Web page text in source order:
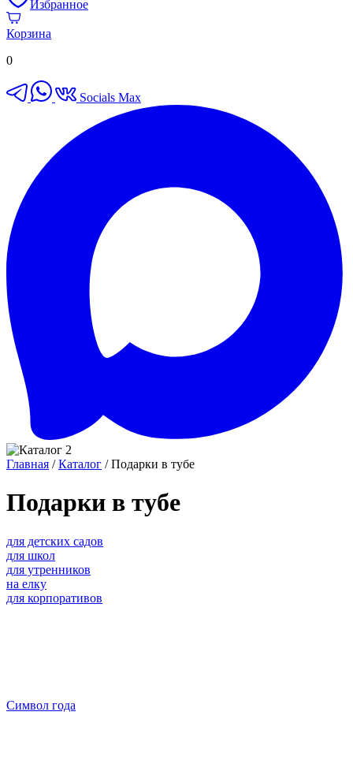
Избранное
Корзина
0
Socials Max
Главная /Каталог / Подарки в тубе
Подарки в тубе
для детских садов
для школ
для утренников
на елку
для корпоративов
Символ года